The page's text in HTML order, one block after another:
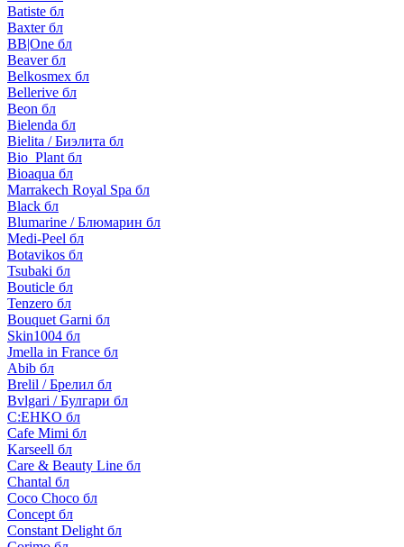
Batiste бл
Baxter бл
BB|One бл
Beaver бл
Belkosmex бл
Bellerive бл
Beon бл
Bielenda бл
Bielita / Биэлита бл
Bio_Plant бл
Bioaqua бл
Marrakech Royal Spa бл
Black бл
Blumarine / Блюмарин бл
Medi-Peel бл
Botavikos бл
Tsubaki бл
Bouticle бл
Tenzero бл
Bouquet Garni бл
Skin1004 бл
Jmella in France бл
Abib бл
Brelil / Брелил бл
Bvlgari / Булгари бл
C:EHKO бл
Cafe Mimi бл
Karseell бл
Care & Beauty Line бл
Chantal бл
Coco Choco бл
Concept бл
Constant Delight бл